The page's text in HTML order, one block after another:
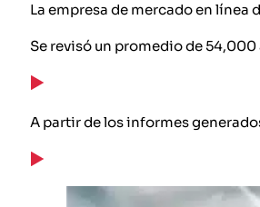
La empresa de mercado en
Se revisó un promedio de
A partir de los informes